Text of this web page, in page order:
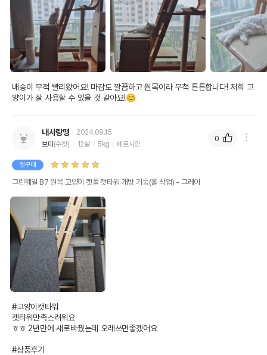
배송이 무척 빨리왔어요! 마감도 깔끔하고 원목이라 무척 튼튼합니다! 저희 고
양이가 잘 사용할 수 있을 것 같아요!😊
내사랑맹
2024.09.15
보미 (수컷) 12살 5kg 페르시안
첫구매
그린웨일 B7 원목 고양이 캣폴 캣타워 개방 기둥(홀 작업) - 그레이
#고양이캣타워
캣타워만족스러워요
ㅎㅎ 2년만에 새로바꿨는데 오래쓰면좋겠어요
#상품후기
0